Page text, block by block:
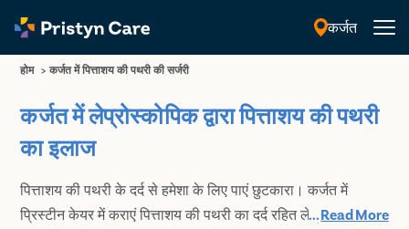
कर्जत
होम > कर्जत में पित्ताशय की पथरी की सर्जरी
कर्जत में लेप्रोस्कोपिक द्वारा पित्ताशय की पथरी
का इलाज
पित्ताशय की पथरी के दर्द से हमेशा के लिए पाएं छुटकारा। कर्जत में
प्रिस्टीन केयर में कराएं पित्ताशय की पथरी का दर्द रहित लेप्रोस्कोपिक
...Read More